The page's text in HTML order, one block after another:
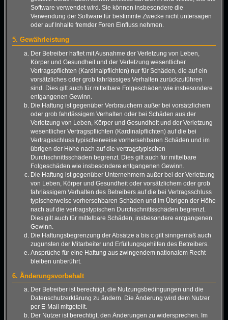
Software verwendet wird. Sie können insbesondere die
Verwendung der Software für bestimmte Zwecke nicht untersagen
oder auf Inhalte fremder Foren Einfluss nehmen.
5. Gewährleistung
Der Betreiber haftet mit Ausnahme der Verletzung von Leben,
Körper und Gesundheit und der Verletzung wesentlicher
Vertragspflichten (Kardinalpflichten) nur für Schäden, die auf ein
vorsätzliches oder grob fahrlässiges Verhalten zurückzuführen
sind. Dies gilt auch für mittelbare Folgeschäden wie insbesondere
entgangenen Gewinn.
Die Haftung ist gegenüber Verbrauchern außer bei vorsätzlichem
oder grob fahrlässigem Verhalten oder bei Schäden aus der
Verletzung von Leben, Körper und Gesundheit und der Verletzung
wesentlicher Vertragspflichten (Kardinalpflichten) auf die bei
Vertragsschluss typischerweise vorhersehbaren Schäden und im
übrigen der Höhe nach auf die vertragstypischen
Durchschnittsschäden begrenzt. Dies gilt auch für mittelbare
Folgeschäden wie insbesondere entgangenen Gewinn.
Die Haftung ist gegenüber Unternehmern außer bei der Verletzung
von Leben, Körper und Gesundheit oder vorsätzlichem oder grob
fahrlässigem Verhalten des Betreibers auf die bei Vertragsschluss
typischerweise vorhersehbaren Schäden und im Übrigen der Höhe
nach auf die vertragstypischen Durchschnittsschäden begrenzt.
Dies gilt auch für mittelbare Schäden, insbesondere entgangenen
Gewinn.
Die Haftungsbegrenzung der Absätze a bis c gilt sinngemäß auch
zugunsten der Mitarbeiter und Erfüllungsgehilfen des Betreibers.
Ansprüche für eine Haftung aus zwingendem nationalem Recht
bleiben unberührt.
6. Änderungsvorbehalt
Der Betreiber ist berechtigt, die Nutzungsbedingungen und die
Datenschutzerklärung zu ändern. Die Änderung wird dem Nutzer
per E-Mail mitgeteilt.
Der Nutzer ist berechtigt, den Änderungen zu widersprechen. Im